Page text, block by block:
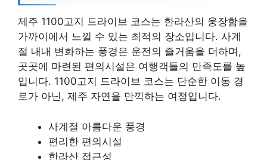
제주 1100고지 드라이브 코스는 한라산의 웅장함을
가까이에서 느낄 수 있는 최적의 장소입니다. 사계
절 내내 변화하는 풍경은 운전의 즐거움을 더하며,
곳곳에 마련된 편의시설은 여행객들의 만족도를 높
입니다. 1100고지 드라이브 코스는 단순한 이동 경
로가 아닌, 제주 자연을 만끽하는 여정입니다.
사계절 아름다운 풍경
편리한 편의시설
한라산 접근성